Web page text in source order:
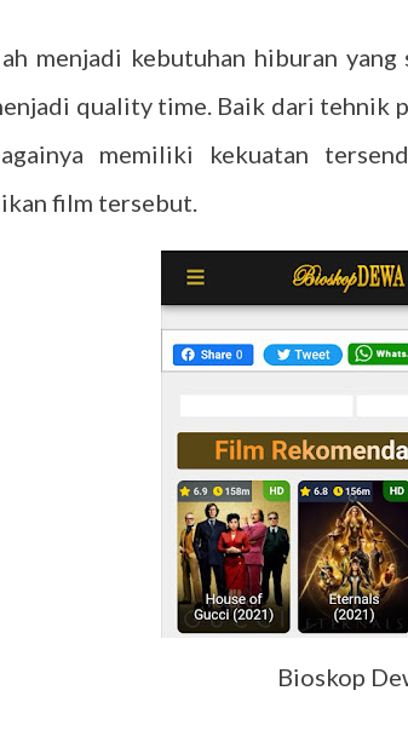
menjadi kebutuhan hiburan
quality time. Baik dari tehnik
memiliki kekuatan
film tersebut.
Bioskop